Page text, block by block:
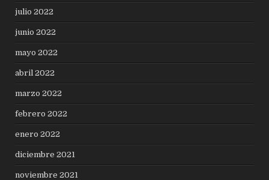
julio 2022
junio 2022
mayo 2022
abril 2022
marzo 2022
febrero 2022
enero 2022
diciembre 2021
noviembre 2021